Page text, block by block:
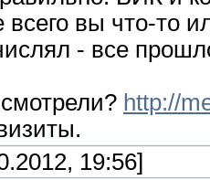
вы что-то
- все
http://
19:56]